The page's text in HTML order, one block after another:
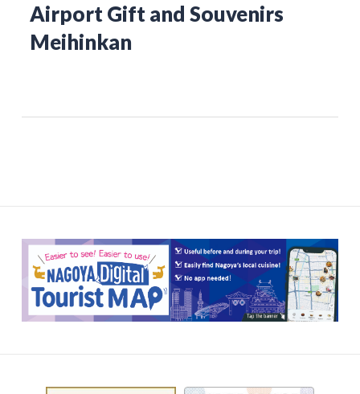
Airport Gift and Souvenirs
Meihinkan